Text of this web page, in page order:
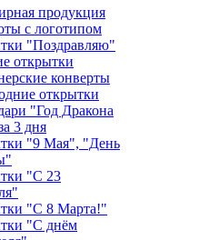
продукция
с логотипом
"Поздравляю"
открытки
конверты
открытки
"Год Дракона
3 дня
"9 Мая", "День
"С 23
"С 8 Марта!"
"С днём